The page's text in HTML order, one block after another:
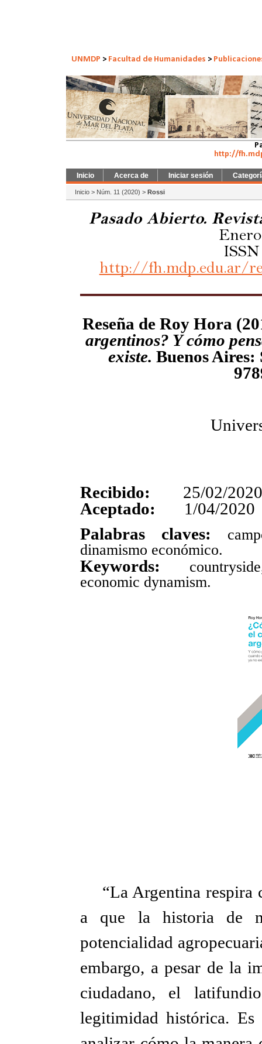
UNMDP > Facultad de Humanidades >
http://
Inicio Acerca de Iniciar sesión
Inicio > Núm. 11 (2020) > Rossi
Pasado Abierto.
http://fh.mdp.edu.ar/
Reseña de Roy Hora
argentinos? Y cómo
existe. Buenos
Recibido: 25/02/
Aceptado: 1/04/2020
Palabras claves:
dinamismo económico.
Keywords:
economic dynamism.
“La Argentina respira
a que la historia de
potencialidad
embargo, a pesar de la
ciudadano, el
legitimidad histórica.